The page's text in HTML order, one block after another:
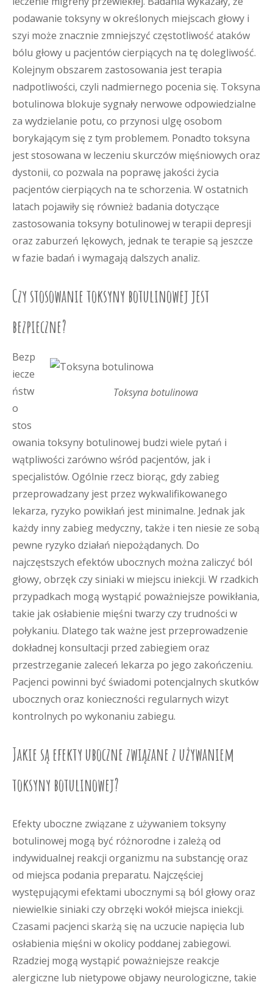
podawanie toksyny w określonych miejscach głowy i
szyi może znacznie zmniejszyć częstotliwość ataków
bólu głowy u pacjentów cierpiących na tę dolegliwość.
Kolejnym obszarem zastosowania jest terapia
nadpotliwości, czyli nadmiernego pocenia się. Toksyna
botulinowa blokuje sygnały nerwowe odpowiedzialne
za wydzielanie potu, co przynosi ulgę osobom
borykającym się z tym problemem. Ponadto toksyna
jest stosowana w leczeniu skurczów mięśniowych oraz
dystonii, co pozwala na poprawę jakości życia
pacjentów cierpiących na te schorzenia. W ostatnich
latach pojawiły się również badania dotyczące
zastosowania toksyny botulinowej w terapii depresji
oraz zaburzeń lękowych, jednak te terapie są jeszcze
w fazie badań i wymagają dalszych analiz.
Czy stosowanie toksyny botulinowej jest
bezpieczne?
Toksyna botulinowa
Bezp
iecze
ństw
o
stos
owania toksyny botulinowej budzi wiele pytań i
wątpliwości zarówno wśród pacjentów, jak i
specjalistów. Ogólnie rzecz biorąc, gdy zabieg
przeprowadzany jest przez wykwalifikowanego
lekarza, ryzyko powikłań jest minimalne. Jednak jak
każdy inny zabieg medyczny, także i ten niesie ze sobą
pewne ryzyko działań niepożądanych. Do
najczęstszych efektów ubocznych można zaliczyć ból
głowy, obrzęk czy siniaki w miejscu iniekcji. W rzadkich
przypadkach mogą wystąpić poważniejsze powikłania,
takie jak osłabienie mięśni twarzy czy trudności w
połykaniu. Dlatego tak ważne jest przeprowadzenie
dokładnej konsultacji przed zabiegiem oraz
przestrzeganie zaleceń lekarza po jego zakończeniu.
Pacjenci powinni być świadomi potencjalnych skutków
ubocznych oraz konieczności regularnych wizyt
kontrolnych po wykonaniu zabiegu.
Jakie są efekty uboczne związane z używaniem
toksyny botulinowej?
Efekty uboczne związane z używaniem toksyny
botulinowej mogą być różnorodne i zależą od
indywidualnej reakcji organizmu na substancję oraz
od miejsca podania preparatu. Najczęściej
występującymi efektami ubocznymi są ból głowy oraz
niewielkie siniaki czy obrzęki wokół miejsca iniekcji.
Czasami pacjenci skarżą się na uczucie napięcia lub
osłabienia mięśni w okolicy poddanej zabiegowi.
Rzadziej mogą wystąpić poważniejsze reakcje
alergiczne lub nietypowe objawy neurologiczne, takie